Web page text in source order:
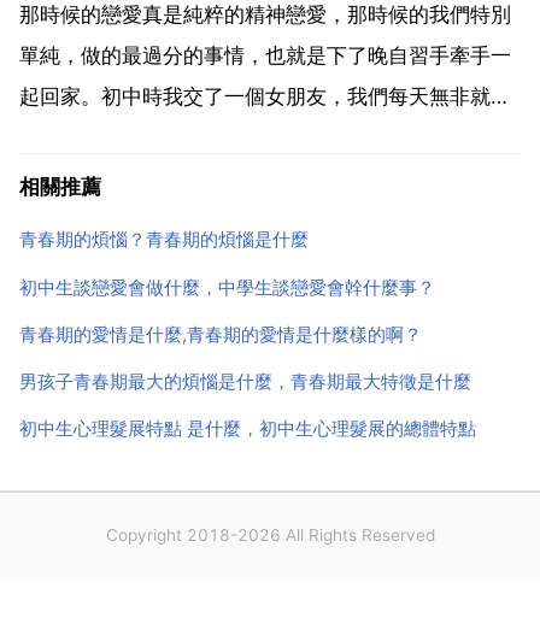
悔的付出 都認為是值得的，只要能和相愛的人在一起。
其實我們...
那時候的戀愛真是純粹的精神戀愛，那時候的我們特別
單純，做的最過分的事情，也就是下了晚自習手牽手一
起回家。初中時我交了一個女朋友，我們每天無非就是
會和同桌談戀愛，屬於明目張膽的那種，整個班級包括
相關推薦
青春期的煩惱？青春期的煩惱是什麼
初中生談戀愛會做什麼，中學生談戀愛會幹什麼事？
青春期的愛情是什麼,青春期的愛情是什麼樣的啊？
男孩子青春期最大的煩惱是什麼，青春期最大特徵是什麼
初中生心理髮展特點 是什麼，初中生心理髮展的總體特點
Copyright 2018-2026 All Rights Reserved